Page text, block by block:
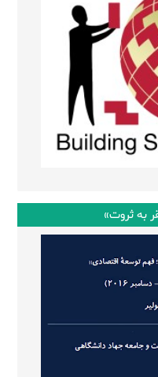
به ثروت»